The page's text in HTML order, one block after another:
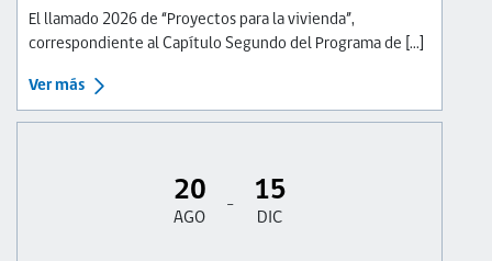
El llamado 2026 de “Proyectos para la vivienda”,
correspondiente al Capítulo Segundo del Programa de [...]
Ver más
20
AGO
- 15
DIC